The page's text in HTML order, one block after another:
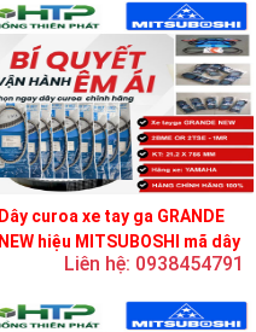
Dây curoa xe tay ga GRANDE
NEW hiệu MITSUBOSHI mã dây
Liên hệ: 0938454791